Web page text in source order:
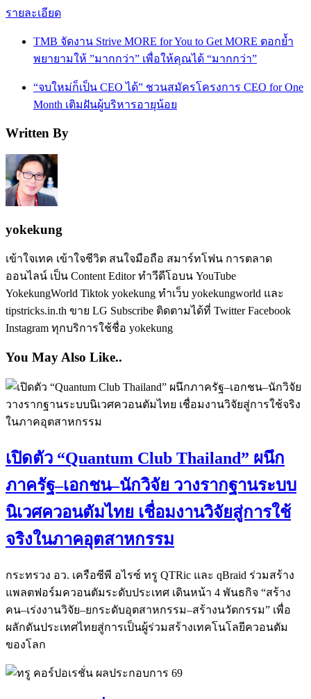
รายละเอียด
TMB จัดงาน Strive MORE for You to Get MORE ตอกย้ำ
พยายามให้ ”มากกว่า” เพื่อให้คุณได้ “มากกว่า”
“จบใหม่ก็เป็น CEO ได้” ชวนสมัครโครงการ CEO for One
Month เติมฝันผู้บริหารอายุน้อย
Written By
yokekung
เข้าใจเทค เข้าใจชีวิต สนใจมือถือ สมาร์ทโฟน การตลาด
ออนไลน์ เป็น Content Editor ทำวีดีโอบน YouTube
YokekungWorld Tiktok yokekung ทำเว็บ yokekungworld และ
tipstricks.in.th ขาย LG Subscribe ติดตามได้ที่ Twitter Facebook
Instagram ทุกบริการใช้ชื่อ yokekung
You May Also Like..
เปิดตัว “Quantum Club Thailand” ผนึก
ภาครัฐ–เอกชน–นักวิจัย วางรากฐานระบบ
นิเวศควอนตัมไทย เชื่อมงานวิจัยสู่การใช้
จริงในภาคอุตสาหกรรม
กระทรวง อว. เครือซีพี อไรซ์ ทรู QTRic และ qBraid ร่วมสร้าง
แพลตฟอร์มควอนตัมระดับประเทศ เดินหน้า 4 พันธกิจ “สร้าง
คน–เร่งงานวิจัย–ยกระดับอุตสาหกรรม–สร้างนวัตกรรม” เพื่อ
ผลักดันประเทศไทยสู่การเป็นผู้ร่วมสร้างเทคโนโลยีควอนตัม
ของโลก